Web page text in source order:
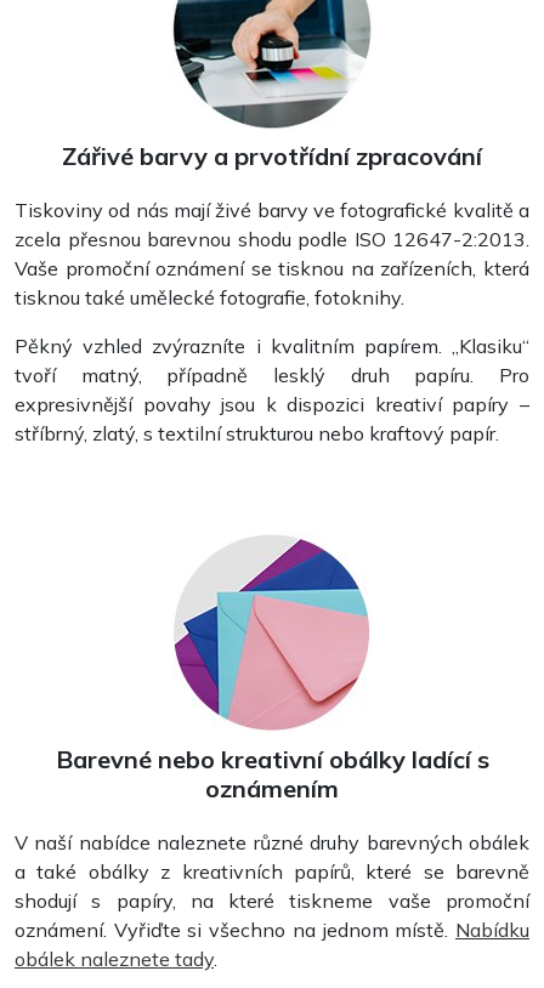
Zářivé barvy a prvotřídní zpracování
Tiskoviny od nás mají živé barvy ve fotografické kvalitě a
zcela přesnou barevnou shodu podle ISO 12647-2:2013.
Vaše promoční oznámení se tisknou na zařízeních, která
tisknou také umělecké fotografie, fotoknihy.
Pěkný vzhled zvýrazníte i kvalitním papírem. „Klasiku“
tvoří matný, případně lesklý druh papíru. Pro
expresivnější povahy jsou k dispozici kreativí papíry –
stříbrný, zlatý, s textilní strukturou nebo kraftový papír.
Barevné nebo kreativní obálky ladící s
oznámením
V naší nabídce naleznete různé druhy barevných obálek
a také obálky z kreativních papírů, které se barevně
shodují s papíry, na které tiskneme vaše promoční
oznámení. Vyřiďte si všechno na jednom místě. Nabídku
obálek naleznete tady.